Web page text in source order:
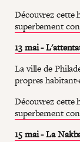
Découvrez cette
superbement
13 mai -
La ville de
propres
Découvrez cette
superbement
15 mai - La